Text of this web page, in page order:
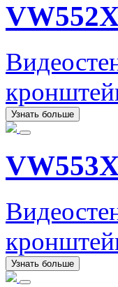
Узнать больше
Узнать больше